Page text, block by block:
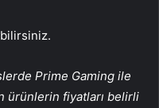
Prime Gaming ile
ürünlerin fiyatları belirli